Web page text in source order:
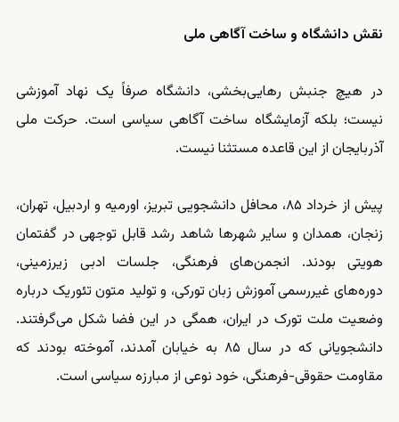
نقش دانشگاه و ساخت آگاهی ملی
در هیچ جنبش رهایی‌بخشی، دانشگاه صرفاً یک نهاد آموزشی
نیست؛ بلکه آزمایشگاه ساخت آگاهی سیاسی است. حرکت ملی
آذربایجان از این قاعده مستثنا نیست.
پیش از خرداد ۸۵، محافل دانشجویی تبریز، اورمیه و اردبیل، تهران،
زنجان، همدان و سایر شهرها شاهد رشد قابل توجهی در گفتمان
هویتی بودند. انجمن‌های فرهنگی، جلسات ادبی زیرزمینی،
دوره‌های غیررسمی آموزش زبان تورکی، و تولید متون تئوریک درباره
وضعیت ملت تورک در ایران، همگی در این فضا شکل می‌گرفتند.
دانشجویانی که در سال ۸۵ به خیابان آمدند، آموخته بودند که
مقاومت حقوقی-فرهنگی، خود نوعی از مبارزه سیاسی است.